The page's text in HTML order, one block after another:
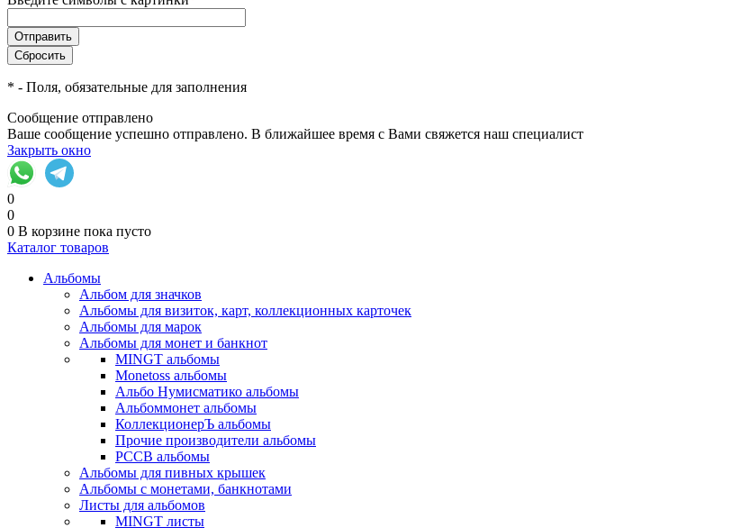
* - Поля, обязательные для заполнения
Сообщение отправлено
Ваше сообщение успешно отправлено. В ближайшее время с Вами свяжется наш специалист
Закрыть окно
0
0
0 В корзине пока пусто
Каталог товаров
Альбомы
Альбом для значков
Альбомы для визиток, карт, коллекционных карточек
Альбомы для марок
Альбомы для монет и банкнот
MINGT альбомы
Monetoss альбомы
Альбо Нумисматико альбомы
Альбоммонет альбомы
КоллекционерЪ альбомы
Прочие производители альбомы
РССВ альбомы
Альбомы для пивных крышек
Альбомы с монетами, банкнотами
Листы для альбомов
MINGT листы